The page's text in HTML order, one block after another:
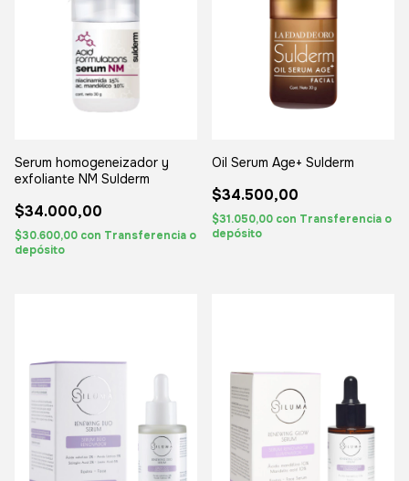
Serum homogeneizador y
exfoliante NM Sulderm
$34.000,00
$30.600,00 con Transferencia o
depósito
Oil Serum Age+ Sulderm
$34.500,00
$31.050,00 con Transferencia o
depósito